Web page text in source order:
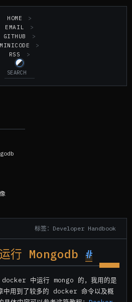
HOME
EMAIL
GITHUB
MINICODE
RSS
标签：Developer Handbook
行 Mongodb #
docker 中运行 mongo 的，我用的是
用到了较多的 docker 命令以及概